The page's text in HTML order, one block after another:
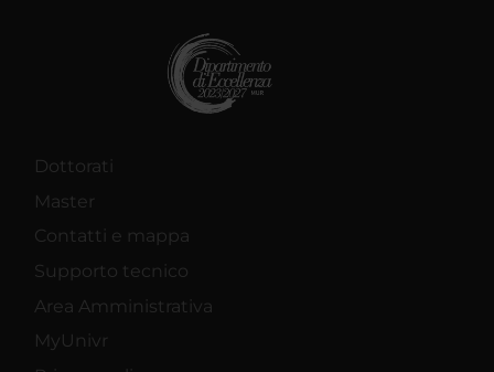
Dottorati
Master
Contatti e mappa
Supporto tecnico
Area Amministrativa
MyUnivr